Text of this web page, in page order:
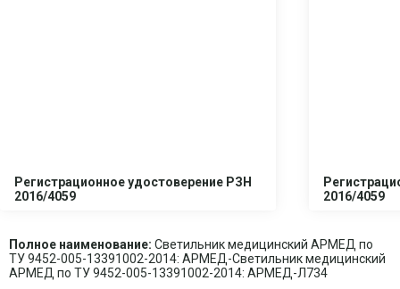
Регистрационное удостоверение РЗН
2016/4059
2016/4059
Полное наименование: Светильник медицинский АРМЕД по
ТУ 9452-005-13391002-2014: АРМЕД-Светильник медицинский
АРМЕД по ТУ 9452-005-13391002-2014: АРМЕД-Л734